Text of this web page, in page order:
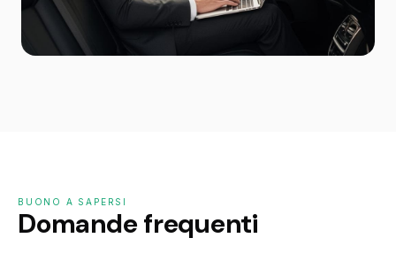
BUONO A SAPERSI
Domande frequenti